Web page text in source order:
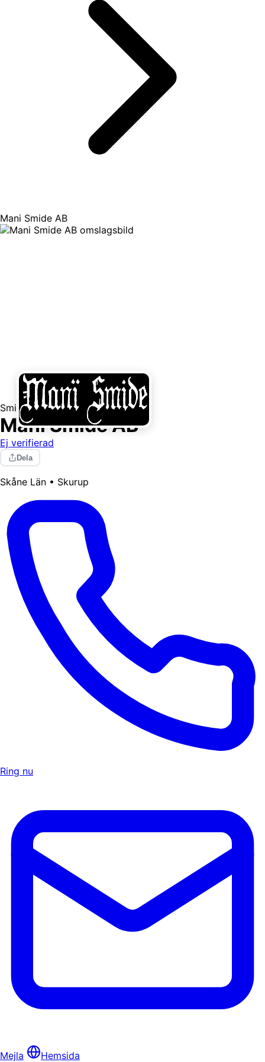
Mani Smide AB
Smide
Mani Smide AB
Ej verifierad
Dela
Skåne Län • Skurup
Ring nu
Mejla Hemsida